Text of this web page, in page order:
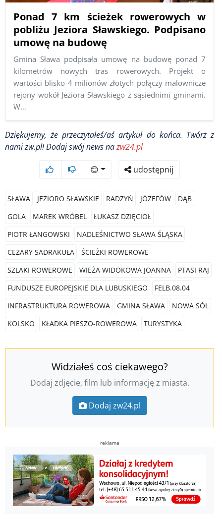
Ponad 7 km ścieżek rowerowych w
pobliżu Jeziora Sławskiego. Podpisano
umowę na budowę
Gmina Sława podpisała umowę na budowę ponad 7
kilometrów nowych tras rowerowych. Projekt o
wartości blisko 4 milionów złotych połączy malownicze
rejony wokół Jeziora Sławskiego z sąsiednimi gminami.
W…
Dziękujemy, że przeczytałeś/aś artykuł do końca. Twórz z
nami zw.pl! Dodaj swój news nazw24.pl
😊 udostępnij
SŁAWA JEZIORO SŁAWSKIE RADZYŃ JÓZEFÓW
DĄB
GOLA
MAREK WRÓBEL
ŁUKASZ DZIĘCIOŁ
PIOTR ŁANGOWSKI
NADLEŚNICTWO SŁAWA ŚLĄSKA
CEZARY SADRAKUŁA
ŚCIEŻKI ROWEROWE
SZLAKI ROWEROWE
WIEŻA WIDOKOWA JOANNA
PTASI RAJ
FUNDUSZE EUROPEJSKIE DLA LUBUSKIEGO
FELB.08.04
INFRASTRUKTURA ROWEROWA
GMINA SŁAWA
NOWA SÓL
KOLSKO
KŁADKA PIESZO-ROWEROWA TURYSTYKA
Widziałeś coś ciekawego?
Dodaj zdjęcie, film lub informację z miasta.
Dodaj zw24.pl
reklama